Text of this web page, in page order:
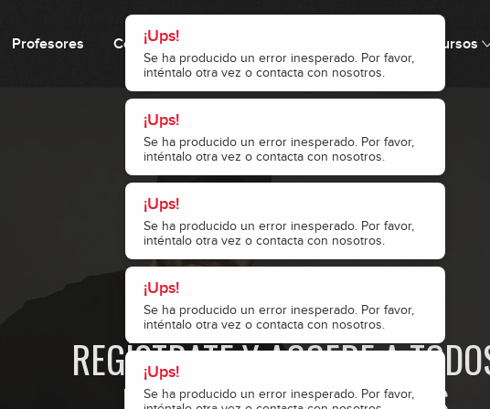
¡Ups!
Se ha producido un error inesperado. Por favor,
inténtalo otra vez o contacta con nosotros.
¡Ups!
Se ha producido un error inesperado. Por favor,
inténtalo otra vez o contacta con nosotros.
¡Ups!
Se ha producido un error inesperado. Por favor,
inténtalo otra vez o contacta con nosotros.
¡Ups!
Se ha producido un error inesperado. Por favor,
inténtalo otra vez o contacta con nosotros.
¡Ups!
Se ha producido un error inesperado. Por favor,
Profesores Cómo funciona Recursos
· ACCESO RESTRINGIDO ·
REGÍSTRATE Y ACCEDE A
1